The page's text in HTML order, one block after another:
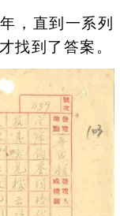
，直到一系列
找到了答案。